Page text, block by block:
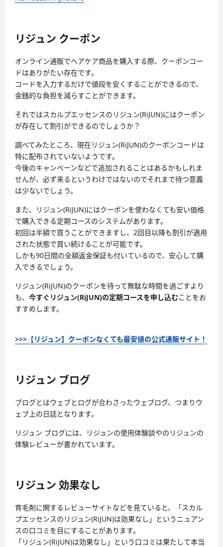
リジュン クーポン
オンライン通販でヘアケア商品を購入する際、クーポンコー
ドはありがたい存在です。
コードを入力するだけで値段を安くすることができるので、
金銭的な負担を減らすことができます。
それではスカルプエッセンスのリジュン(RiJUN)にはクーポン
が存在して割引ができるのでしょうか？
調べてみたところ、現在リジュン(RiJUN)のクーポンコードは
特に配布されていないようです。
今後のキャンペーンなどで追加されることはあるかもしれま
せんが、必ず来るというわけではないのでそれまで待つ意義
は少ないでしょう。
また、
リジュン(RiJUN)にはクーポンを使わなくても安い価格
で購入できる定期コースのシステムがあります。
初回は半額で買うことができますし、2回目以降も割引が適用
された状態で買い続けることが可能です。
しかも90日間の全額返金保証も付いているので、安心して購
入できるでしょう。
リジュン(RiJUN)のクーポンを待って無駄な時間を過ごすより
も、 今すぐリジュン(RiJUN)の定期コースを申し込むことをお
すすめします。
>>>【リジュン】クーポンなくても最安値の公式通販サイト！
リジュン ブログ
ブログとはウェブとログが合わさったウェブログ、つまりウ
ェブ上の日誌となります。
リジュン ブログには、リジュンの使用体験談やのリジュンの
体験レビューが書かれています。
リジュン 効果なし
育毛剤に関するレビューサイトなどを見ていると、「スカル
プエッセンスのリジュン(RiJUN)は効果なし」というニュアン
スの口コミを目にすることがあります。
「リジュン(RiJUN)は効果なし」という口コミは果たして本当